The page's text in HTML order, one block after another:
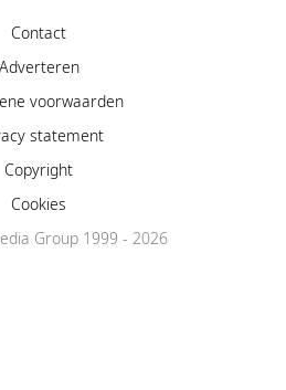
Contact
Adverteren
voorwaarden
statement
Copyright
Cookies
Group 1999 - 2026